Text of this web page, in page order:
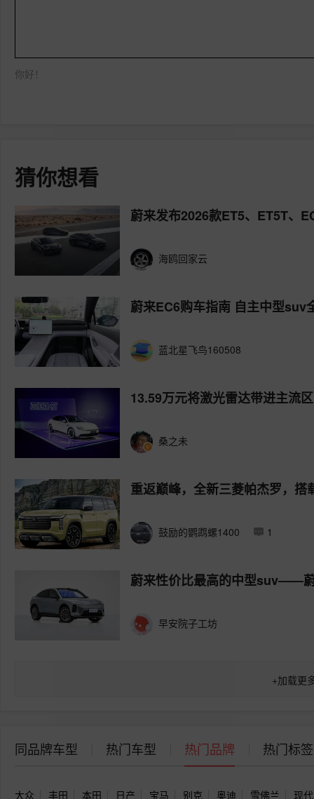
你好！
猜你想看
蔚来发布2026款ET5、ET5T、
海鸥回家云
蔚来EC6购车指南 自主中型suv
蓝北星飞鸟160508
13.59万元将激光雷达带进主流
桑之未
重返巅峰，全新三菱帕杰罗，
鼓励的鹦鹉螺1400 1
蔚来性价比最高的中型suv——
早安院子工坊
+加载更
同品牌车型 热门车型 热门品牌 热门标签
大众 丰田 本田 日产 宝马 别克 奥迪 雪佛兰 现代